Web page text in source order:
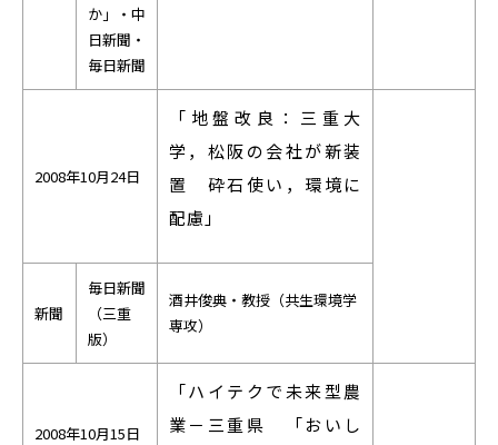
か」・中
日新聞・
毎日新聞
2008年10月24日
「地盤改良：三重大
学，松阪の会社が新装
置 砕石使い，環境に
配慮」
新聞
毎日新聞
（三重
版）
酒井俊典・教授（共生環境学
専攻）
2008年10月15日
「ハイテクで未来型農
業－三重県 「おいし